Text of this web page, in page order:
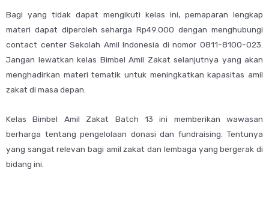
Bagi yang tidak dapat mengikuti kelas ini, pemaparan lengkap
materi dapat diperoleh seharga Rp49.000 dengan menghubungi
contact center Sekolah Amil Indonesia di nomor 0811-8100-023.
Jangan lewatkan kelas Bimbel Amil Zakat selanjutnya yang akan
menghadirkan materi tematik untuk meningkatkan kapasitas amil
zakat di masa depan.
Kelas Bimbel Amil Zakat Batch 13 ini memberikan wawasan
berharga tentang pengelolaan donasi dan fundraising. Tentunya
yang sangat relevan bagi amil zakat dan lembaga yang bergerak di
bidang ini.